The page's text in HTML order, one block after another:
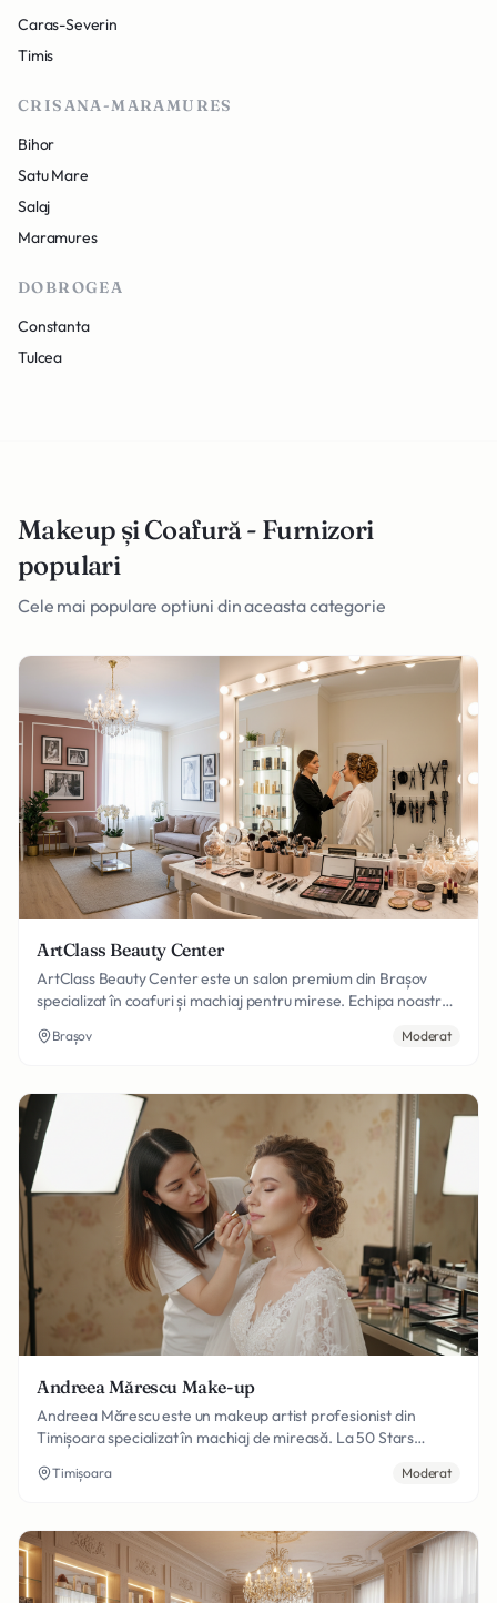
Caras-Severin
Timis
CRISANA-MARAMURES
Bihor
Satu Mare
Salaj
Maramures
DOBROGEA
Constanta
Tulcea
Makeup și Coafură - Furnizori
populari
Cele mai populare optiuni din aceasta categorie
ArtClass Beauty Center
ArtClass Beauty Center este un salon premium din Brașov
specializat în coafuri și machiaj pentru mirese. Echipa noastră
cu coafuri care rezistă pe parcursul întregii petreceri.
Brașov Moderat
Andreea Mărescu Make-up
Andreea Mărescu este un makeup artist profesionist din
Timișoara specializat în machiaj de mireasă. La 50 Stars
și invitate cu produse premium și tehnici moderne pentru un
Timișoara Moderat